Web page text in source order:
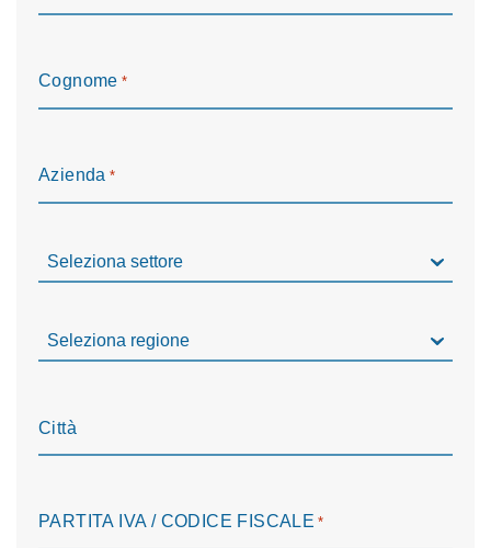
Cognome *
Azienda *
Città
PARTITA IVA / CODICE FISCALE *